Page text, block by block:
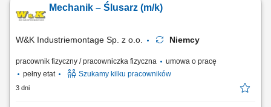
czynności wykończeniowych w elementach zabudowy. Dbałość o
precyzyjne osadzenie komponentów wyposażenia.
Mechanik – Ślusarz (m/k)
W&K Industriemontage Sp. z o.o. Niemcy
pracownik fizyczny / pracowniczka fizyczna
umowa o pracę
pełny etat
Szukamy kilku pracowników
3 dni